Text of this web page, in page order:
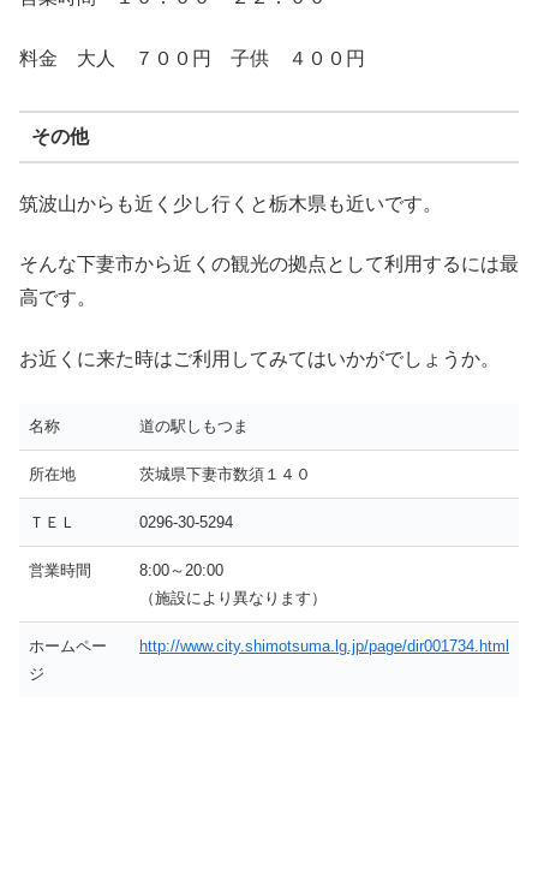
料金 大人 ７００円 子供 ４００円
その他
筑波山からも近く少し行くと栃木県も近いです。
そんな下妻市から近くの観光の拠点として利用するには最
高です。
お近くに来た時はご利用してみてはいかがでしょうか。
名称 道の駅しもつま
所在地 茨城県下妻市数須１４０
ＴＥＬ 0296-30-5294
営業時間
8:00～20:00
（施設により異なります）
ホームペー
ジ
http://www.city.shimotsuma.lg.jp/page/dir001734.html